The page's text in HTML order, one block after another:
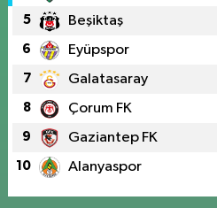
5 Beşiktaş
6 Eyüpspor
7 Galatasaray
8 Çorum FK
9 Gaziantep FK
10 Alanyaspor